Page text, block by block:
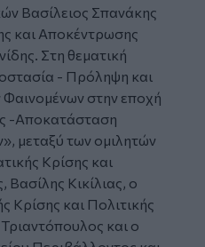
Βασίλειος Σπανάκης
και Αποκέντρωσης
Στη θεματική
- Πρόληψη και
στην εποχή
-Αποκατάσταση
μεταξύ των ομιλητών
Κρίσης και
Κικίλιας, ο
Κρίσης και Πολιτικής
και ο